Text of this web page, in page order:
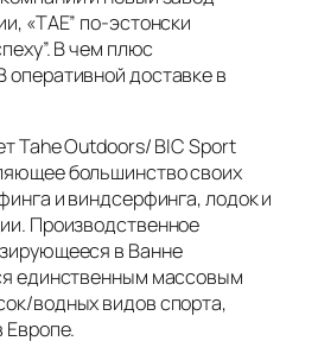
«ТАЕ” по-эстонски
В чем плюс
доставке в
Tahe Outdoors/ BIC Sport
большинство своих
и виндсерфинга, лодок и
Производственное
в Ванне
единственным массовым
водных видов спорта,
Европе.